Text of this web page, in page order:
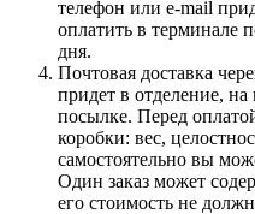
телефон или e-mail
оплатить в терминале
дня.
Почтовая доставка
придет в отделение,
посылке. Перед
коробки: вес,
самостоятельно вы
Один заказ может
его стоимость не